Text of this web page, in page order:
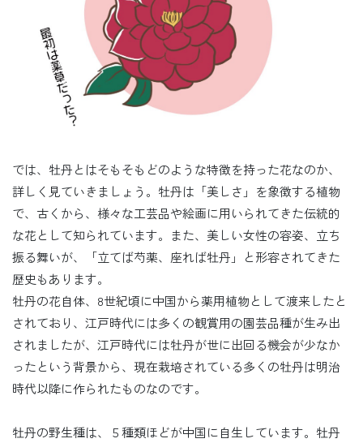
では、牡丹とはそもそもどのような特徴を持った花なのか、
詳しく見ていきましょう。牡丹は「美しさ」を象徴する植物
で、古くから、様々な工芸品や絵画に用いられてきた伝統的
な花として知られています。また、美しい女性の容姿、立ち
振る舞いが、「立てば芍薬、座れば牡丹」と形容されてきた
歴史もあります。
牡丹の花自体、8世紀頃に中国から薬用植物として渡来したと
されており、江戸時代には多くの観賞用の園芸品種が生み出
されましたが、江戸時代には牡丹が世に出回る機会が少なか
ったという背景から、現在栽培されている多くの牡丹は明治
時代以降に作られたものなのです。
牡丹の野生種は、５種類ほどが中国に自生しています。牡丹